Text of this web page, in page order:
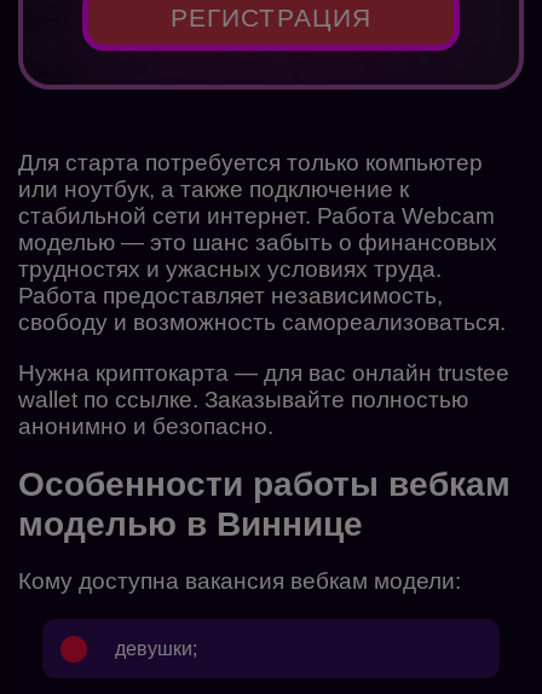
РЕГИСТРАЦИЯ
Для старта потребуется только компьютер
или ноутбук, а также подключение к
стабильной сети интернет. Работа Webcam
моделью — это шанс забыть о финансовых
трудностях и ужасных условиях труда.
Работа предоставляет независимость,
свободу и возможность самореализоваться.
Нужна криптокарта — для вас онлайн trustee
wallet по ссылке. Заказывайте полностью
анонимно и безопасно.
Особенности работы вебкам
моделью в Виннице
Кому доступна вакансия вебкам модели:
девушки;